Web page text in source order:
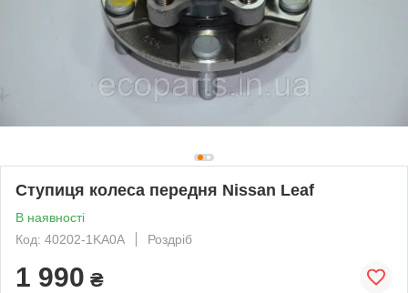
Ступиця колеса передня Nissan Leaf
В наявності
Код: 40202-1KA0A
Роздріб
1 990 ₴